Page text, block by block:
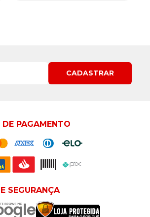
CADASTRAR
DE PAGAMENTO
SEGURANÇA